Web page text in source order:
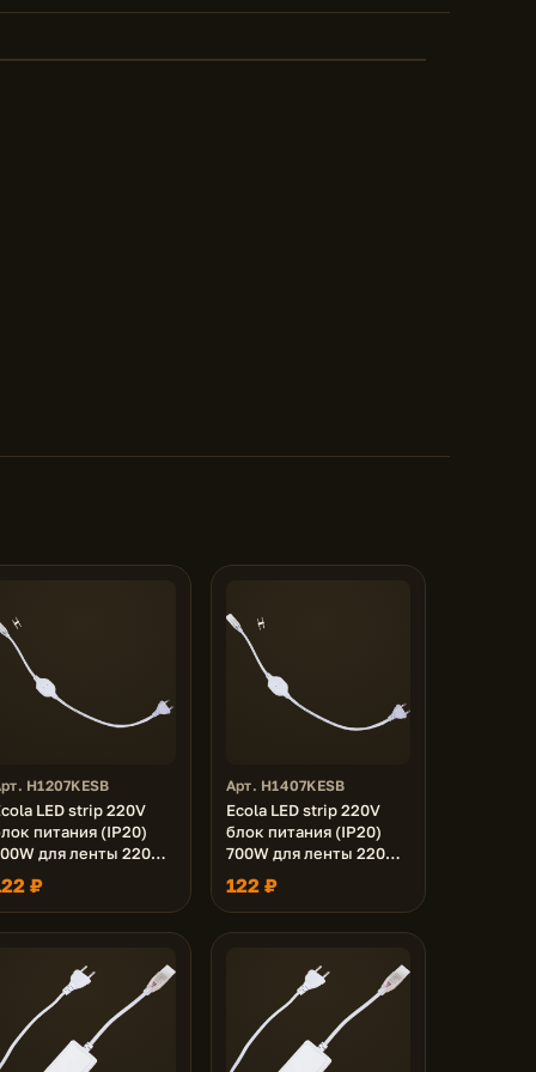
H1207KESB
LED strip 220V
питания (IP20)
для ленты 220V
IP68 с кабелем,
разъемом и
₽
Арт. H1407KESB
Ecola LED strip 220V
блок питания (IP20)
700W для ленты 220V
14x7 IP68 с кабелем,
муфтой, разъемом и
вилкой
122 ₽